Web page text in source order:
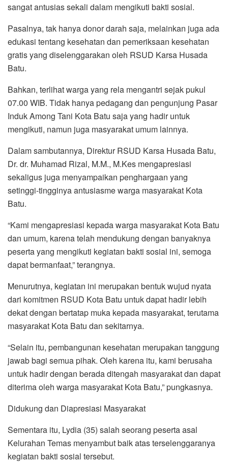
sangat antusias sekali dalam mengikuti bakti sosial.
Pasalnya, tak hanya donor darah saja, melainkan juga ada
edukasi tentang kesehatan dan pemeriksaan kesehatan
gratis yang diselenggarakan oleh RSUD Karsa Husada
Batu.
Bahkan, terlihat warga yang rela mengantri sejak pukul
07.00 WIB. Tidak hanya pedagang dan pengunjung Pasar
Induk Among Tani Kota Batu saja yang hadir untuk
mengikuti, namun juga masyarakat umum lainnya.
Dalam sambutannya, Direktur RSUD Karsa Husada Batu,
Dr. dr. Muhamad Rizal, M.M., M.Kes mengapresiasi
sekaligus juga menyampaikan penghargaan yang
setinggi-tingginya antusiasme warga masyarakat Kota
Batu.
“Kami mengapresiasi kepada warga masyarakat Kota Batu
dan umum, karena telah mendukung dengan banyaknya
peserta yang mengikuti kegiatan bakti sosial ini, semoga
dapat bermanfaat,” terangnya.
Menurutnya, kegiatan ini merupakan bentuk wujud nyata
dari komitmen RSUD Kota Batu untuk dapat hadir lebih
dekat dengan bertatap muka kepada masyarakat, terutama
masyarakat Kota Batu dan sekitarnya.
“Selain itu, pembangunan kesehatan merupakan tanggung
jawab bagi semua pihak. Oleh karena itu, kami berusaha
untuk hadir dengan berada ditengah masyarakat dan dapat
diterima oleh warga masyarakat Kota Batu,” pungkasnya.
Didukung dan Diapresiasi Masyarakat
Sementara itu, Lydia (35) salah seorang peserta asal
Kelurahan Temas menyambut baik atas terselenggaranya
kegiatan bakti sosial tersebut.